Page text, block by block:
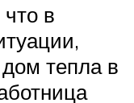
в
тепла в